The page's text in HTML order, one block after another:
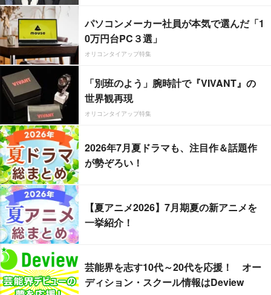
パソコンメーカー社員が本気で選んだ「1
0万円台PC３選」
オリコンタイアップ特集
「別班のよう」腕時計で『VIVANT』の
世界観再現
オリコンタイアップ特集
2026年7月夏ドラマも、注目作＆話題作
が勢ぞろい！
【夏アニメ2026】7月期夏の新アニメを
一挙紹介！
芸能界を志す10代～20代を応援！ オー
ディション・スクール情報はDeview